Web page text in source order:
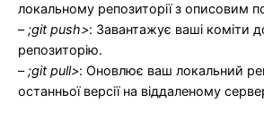
локальному репозиторії з описовим
–;git push>: Завантажує ваші коміти
репозиторію.
–;git pull>: Оновлює ваш локальний
останньої версії на віддаленому